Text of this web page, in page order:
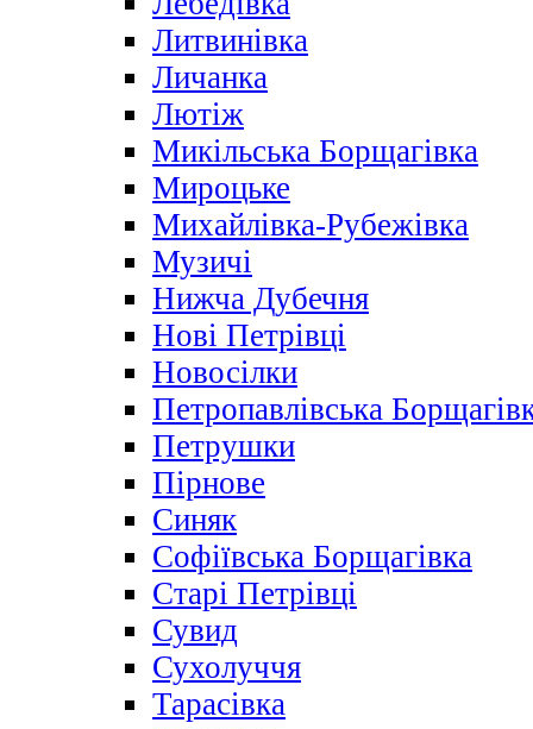
Литвинівка
Личанка
Лютіж
Микільська Борщагівка
Мироцьке
Михайлівка-Рубежівка
Музичі
Нижча Дубечня
Нові Петрівці
Новосілки
Петропавлівська
Петрушки
Пірнове
Синяк
Софіївська Борщагівка
Старі Петрівці
Сувид
Сухолуччя
Тарасівка